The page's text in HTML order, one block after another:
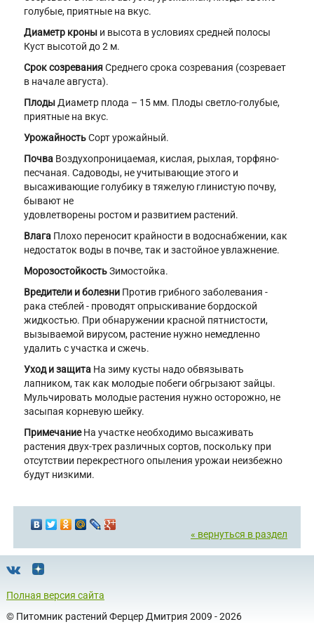
голубые, приятные на вкус.
Диаметр кроны и высота в условиях средней полосы
Куст высотой до 2 м.
Срок созреванияСреднего срока созревания (созревает
в начале августа).
Плоды Диаметр плода – 15 мм. Плоды светло-голубые,
приятные на вкус.
УрожайностьСорт урожайный.
Почва Воздухопроницаемая, кислая, рыхлая, торфяно-
песчаная. Садоводы, не учитывающиe этого и
высaживающиe голубику в тяжелую глинистую почву,
бывают не
удовлетворены ростом и развитиeм растений.
Влага Плохо пе­реносит крайности в водоснабжении, как
недостаток воды в почве, так и застойное увлажнение.
МорозостойкостьЗимостойка.
Вредители и болезни Против грибного заболевания -
рака стеблей - проводят опрыскивание бордоской
жидкостью. При обнару­жении красной пятнистости,
вызыва­емой вирусом, растение нужно не­медленно
удалить с участка и сжечь.
Уход и защита На зиму кусты надо обвязывать
лапником, так как молодые по­беги обгрызают зайцы.
Мульчи­ровать молодые растения нужно осторожно, не
засыпая корне­вую шейку.
ПримечаниеНа участке необходимо высажи­вать
растения двух-трех различ­ных сортов, поскольку при
отсут­ствии перекрестного опыления урожаи неизбежно
будут низкими.
« вернуться в раздел
Полная версия сайта
© Питомник растений Ферцер Дмитрия 2009 - 2026